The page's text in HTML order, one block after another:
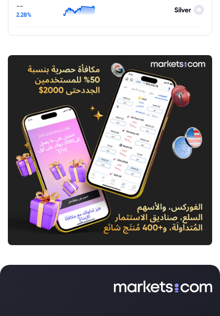
Silver
--
2.28%